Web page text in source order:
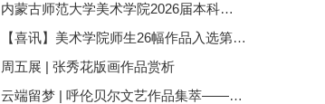
内蒙古师范大学美术学院2026届本科生毕业作品展美术学专业（版画方向）
【喜讯】美术学院师生26幅作品入选第二届内蒙古自治区小版画暨藏书票展
周五展 | 张秀花版画作品赏析
云端留梦 | 呼伦贝尔文艺作品集萃——姜识民版画选登